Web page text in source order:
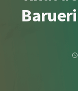
Barueri